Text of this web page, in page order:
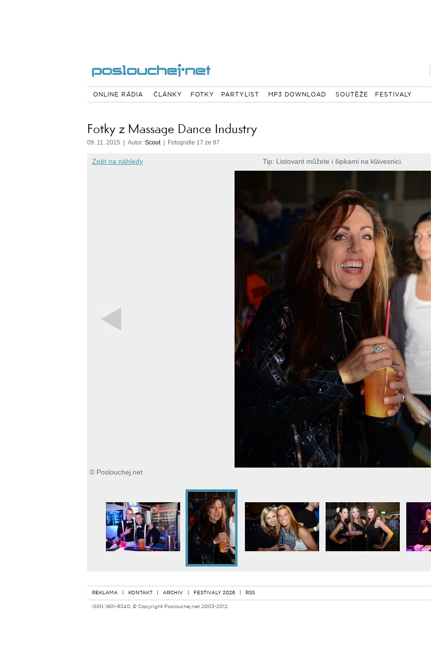
ONLINE RÁDIA ČLÁNKY FOTKY PARTYLIST MP3 DOWNLOAD SOUTĚŽE FESTIVALY
Fotky z Massage Dance Industry
09. 11. 2015 | Autor: Scout| Fotografie 17 ze 97
Zpět na náhledy Tip: Listovant můžete i šipkami na klávesnici.
© Poslouchej.net
REKLAMA | KONTAKT | ARCHIV | FESTIVALY 2026 | RSS
ISSN 1801-6340, © Copyright Poslouchej.net 2003-2012